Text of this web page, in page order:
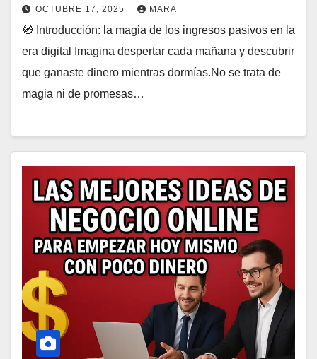
OCTUBRE 17, 2025 MARA
🧭 Introducción: la magia de los ingresos pasivos en la
era digital Imagina despertar cada mañana y descubrir
que ganaste dinero mientras dormías.No se trata de
magia ni de promesas…